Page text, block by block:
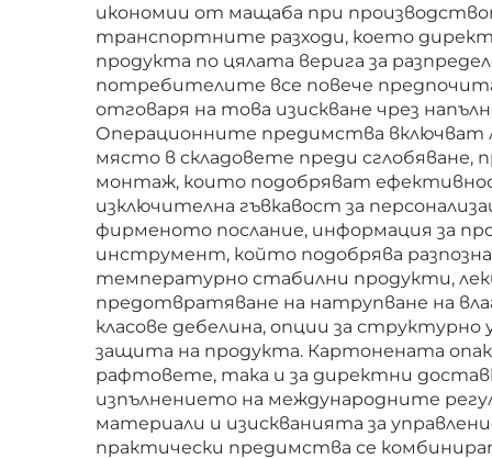
икономии от мащаба при
транспортните разходи, което
продукта по цялата верига за
потребителите все повече
отговаря на това изискване чрез
Операционните предимства включват
място в складовете преди сглобяване,
монтаж, които подобряват
изключителна гъвкавост за
фирменото послание, информация за
инструмент, който подобрява
температурно стабилни продукти,
предотвратяване на натрупване на
класове дебелина, опции за
защита на продукта. Картонената
рафтовете, така и за директни
изпълнението на международните
материали и изискванията за
практически предимства се